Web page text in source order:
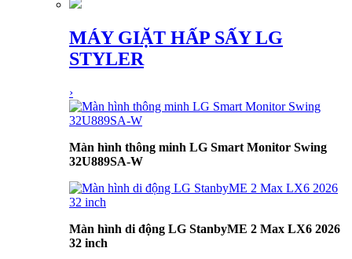
MÁY GIẶT HẤP SẤY LG
STYLER
›
Màn hình thông minh LG Smart Monitor Swing
32U889SA-W
Màn hình di động LG StanbyME 2 Max LX6 2026
32 inch